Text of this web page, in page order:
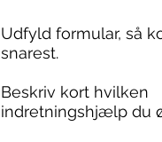
Udfyld formular, så
snarest.
Beskriv kort hvilken
indretningshjælp du